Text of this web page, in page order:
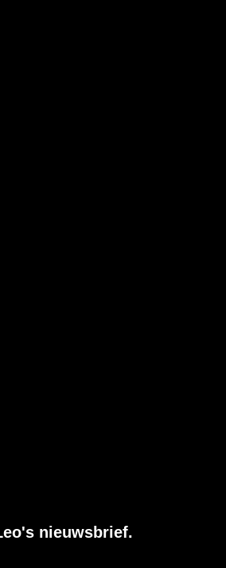
nieuwsbrief.